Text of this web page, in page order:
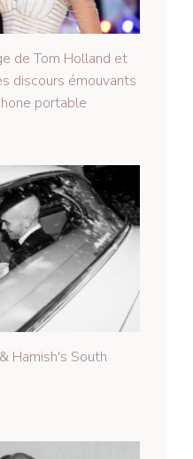
de Tom Holland et
discours émouvants
portable
Hamish's South